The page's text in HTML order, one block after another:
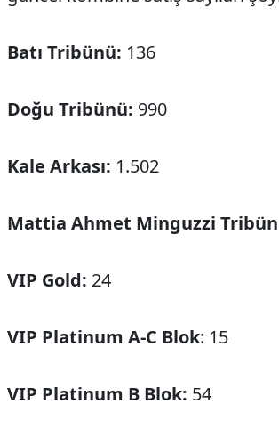
Batı Tribünü: 136
Doğu Tribünü: 990
Kale Arkası: 1.502
Mattia Ahmet Minguzzi
VIP Gold: 24
VIP Platinum A-C Blok: 15
VIP Platinum B Blok: 54